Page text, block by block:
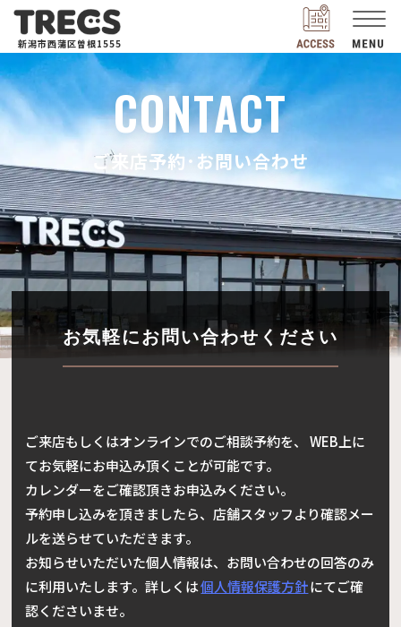
新潟市西蒲区曽根1555
CONTACT
ご来店予約･お問い合わせ
お気軽にお問い合わせください
ご来店もしくはオンラインでのご相談予約を、 WEB上に
てお気軽にお申込み頂くことが可能です。
カレンダーをご確認頂きお申込みください。
予約申し込みを頂きましたら、店舗スタッフより確認メー
ルを送らせていただきます。
お知らせいただいた個人情報は、お問い合わせの回答のみ
に利用いたします。詳しくは個人情報保護方針にてご確
認くださいませ。